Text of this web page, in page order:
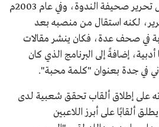
عُيِّن فوزي خياط نائبًا لرئيس تحرير صحيفة الندوة، وفي عام 2003م
لكنه استقال من منصبه بعد
في صحف عدة، فكان ينشر مقالات
إضافةً إلى البرنامج الذي كان
في جدة بعنوان "كلمة محبة".
على إطلاق ألقاب تحقق شعبية لدى
ألقابًا على أبرز اللاعبين